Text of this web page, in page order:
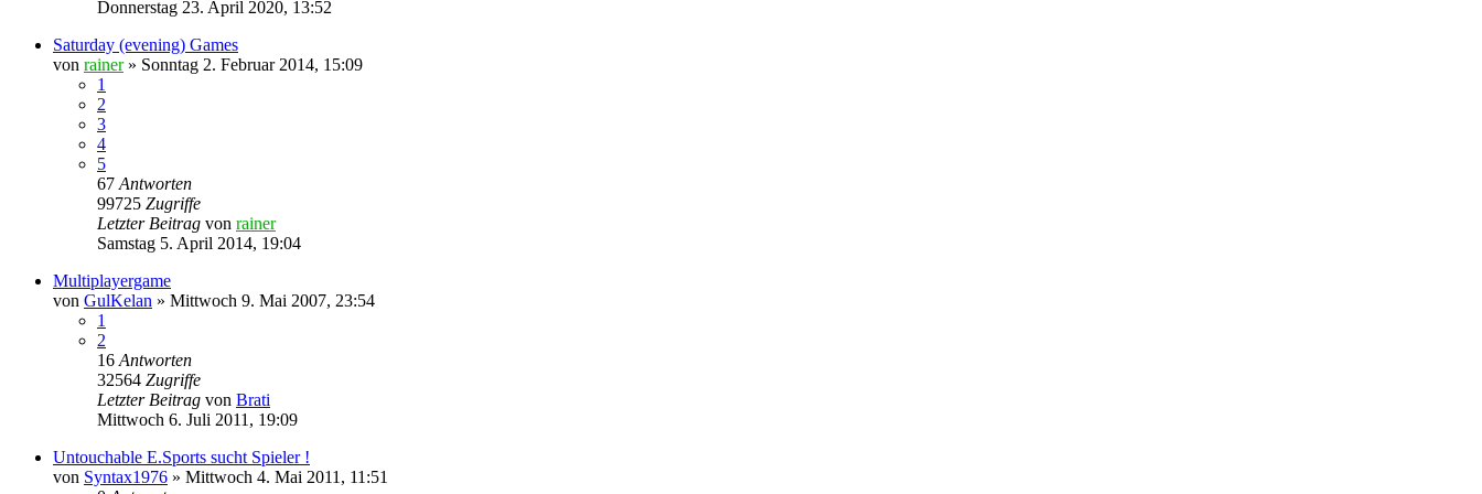
Donnerstag 23. April 2020, 13:52
Saturday (evening) Games
von rainer» Sonntag 2. Februar 2014, 15:09
1
2
3
4
5
67 Antworten
99725 Zugriffe
Letzter Beitrag von rainer
Samstag 5. April 2014, 19:04
Multiplayergame
von GulKelan » Mittwoch 9. Mai 2007, 23:54
1
2
16 Antworten
32564 Zugriffe
Letzter Beitrag von Brati
Mittwoch 6. Juli 2011, 19:09
Untouchable E.Sports sucht Spieler !
von Syntax1976 » Mittwoch 4. Mai 2011, 11:51